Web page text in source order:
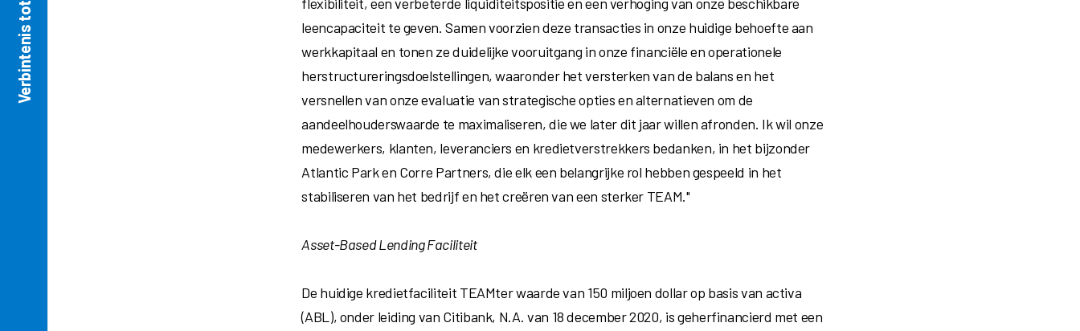
leencapaciteit te geven. Samen voorzien deze transacties in onze huidige behoefte aan
werkkapitaal en tonen ze duidelijke vooruitgang in onze financiële en operationele
herstructureringsdoelstellingen, waaronder het versterken van de balans en het
versnellen van onze evaluatie van strategische opties en alternatieven om de
aandeelhouderswaarde te maximaliseren, die we later dit jaar willen afronden. Ik wil onze
medewerkers, klanten, leveranciers en kredietverstrekkers bedanken, in het bijzonder
Atlantic Park en Corre Partners, die elk een belangrijke rol hebben gespeeld in het
stabiliseren van het bedrijf en het creëren van een sterker TEAM."
Asset-Based Lending Faciliteit
De huidige kredietfaciliteit TEAMter waarde van 150 miljoen dollarop basis van activa
(ABL), onder leiding van Citibank, N.A. van 18 december 2020, is geherfinancierd met een